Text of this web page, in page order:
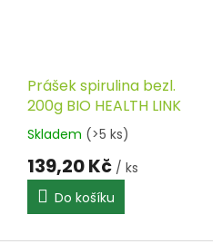
Prášek spirulina bezl.
200g BIO HEALTH LINK
Skladem (>5 ks)
139,20 Kč / ks
Do košíku